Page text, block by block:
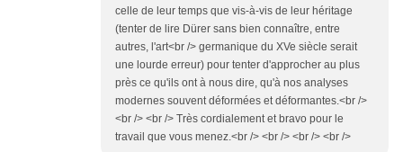
celle de leur temps que vis-à-vis de leur héritage
(tenter de lire Dürer sans bien connaître, entre
autres, l'art<br /> germanique du XVe siècle serait
une lourde erreur) pour tenter d'approcher au plus
près ce qu'ils ont à nous dire, qu'à nos analyses
modernes souvent déformées et déformantes.<br />
<br /> <br /> Très cordialement et bravo pour le
travail que vous menez.<br /> <br /> <br /> <br />